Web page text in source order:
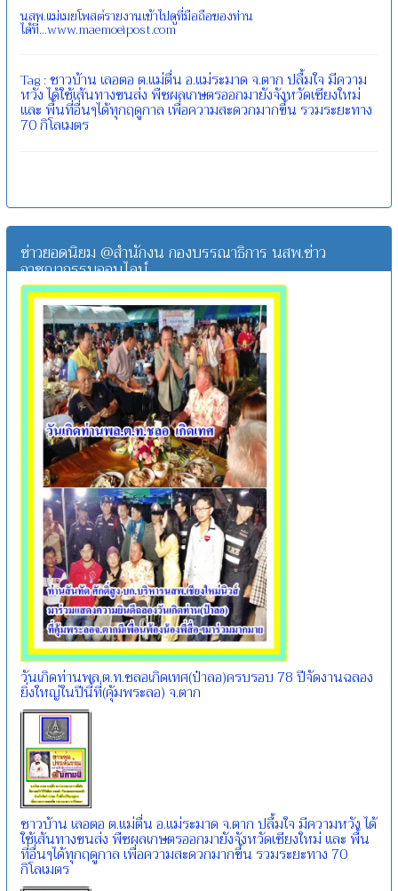
นสพ.แม่เมยโพสต์รายงานเข้าไปดูที่มือถือของท่าน
ได้ที่...www.maemoeipost.com
Tag :ชาวบ้านเลอตอต.แม่ตื่นอ.แม่ระมาดจ.ตากปลื้มใจมีความ
หวังได้ใช้เส้นทางขนส่งพืชผลเกษตรออกมายังจังหวัดเชียงใหม่
และพื้นที่อื่นๆได้ทุกฤดูกาลเพื่อความสะดวกมากขึ้นรวมระยะทาง
70กิโลเมตร
ข่าวยอดนิยม @สำนักงน กองบรรณาธิการ นสพ.ข่าว
อาชญากรรมออนไลน์
วันเกิดท่านพล.ต.ท.ชลอเกิดเทศ(ป๋าลอ)ครบรอบ 78 ปีจัดงานฉลอง
ยิ่งใหญ่ในปีนี้ที่(คุ้มพระลอ) จ.ตาก
ชาวบ้าน เลอตอ ต.แม่ตื่น อ.แม่ระมาด จ.ตาก ปลื้มใจ มีความหวัง ได้
ใช้เส้นทางขนส่ง พืชผลเกษตรออกมายังจังหวัดเชียงใหม่ และ พื้น
ที่อื่นๆได้ทุกฤดูกาล เพื่อความสะดวกมากขึ้น รวมระยะทาง 70
กิโลเมตร